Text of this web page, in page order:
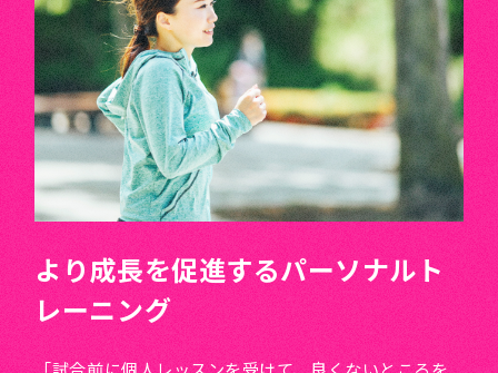
より成長を促進するパーソナルト
レーニング